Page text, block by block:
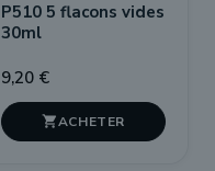
P510 5 flacons vides
30ml
9,20 €
